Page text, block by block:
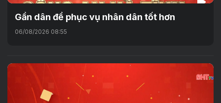
Gần dân để phục vụ nhân dân tốt hơn
06/08/2026 08:55